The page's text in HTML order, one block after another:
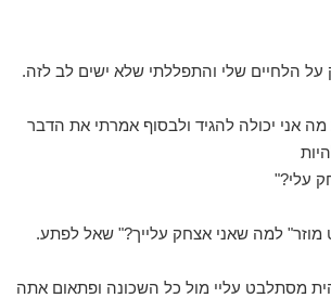
הלחיים שלי והתפללתי שלא ישים לב לזה.
אני יכולה להגיד ולבסוף אמרתי את הדבר
עלי?"
מוזר" למה שאני אצחק עלייך?" שאל לפתע.
מסתלבט עליי מול כל השכונה ופתאום אתה